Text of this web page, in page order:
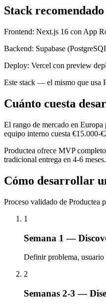
Stack
Frontend: Next.js 16 con App
Backend: Supabase
Deploy: Vercel con preview
Este stack — el mismo que usa
Cuánto cuesta
El rango de mercado en
equipo interno cuesta €15.000-
Productea ofrece MVP
tradicional entrega en 4-6 meses.
Cómo desarrollar
Proceso validado de Productea
1
Semana 1 —
Definir problema, usuario
2
Semanas 2-3 —